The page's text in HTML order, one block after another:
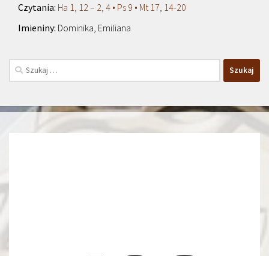
Ha 1, 12 – 2, 4 • Ps 9 • Mt 17, 14-20
Dominika, Emiliana
Szukaj: